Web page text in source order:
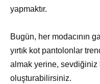
yapmaktır.
Bugün, her modacının
yırtık kot pantolonlar
almak yerine,
oluşturabilirsiniz.